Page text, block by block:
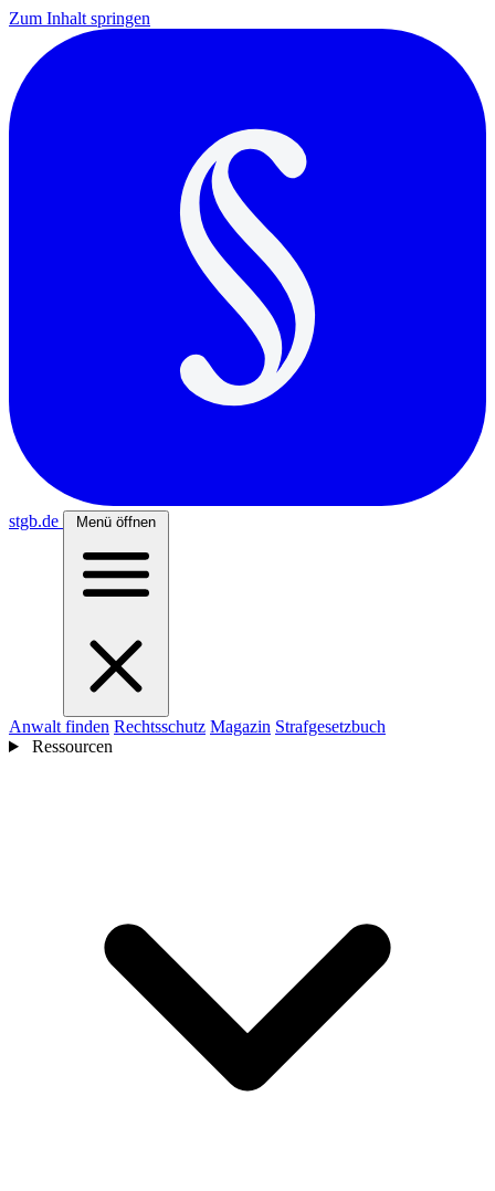
Zum Inhalt springen
stgb.de Menü öffnen
Anwalt finden Rechtsschutz Magazin Strafgesetzbuch
Ressourcen